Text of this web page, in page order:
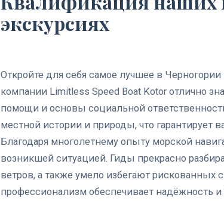
экскурсиях
Откройте для себя самое лучшее в
компании Limitless Speed Boat Kotor отлично
помощи и основы социальной
местной истории и природы, что гарантирует
Благодаря многолетнему опыту морской
возникшей ситуацией. Гиды прекрасно
ветров, а также умело избегают рискованных
профессионализм обеспечивает надёжность